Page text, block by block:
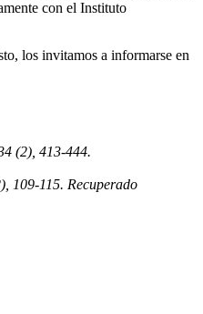
con el Instituto
los invitamos a informarse en
(2), 413-444.
109-115. Recuperado